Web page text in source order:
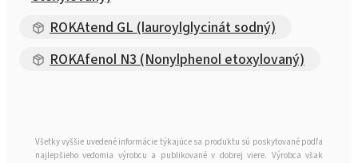
ROKAtend GL (lauroylglycinát sodný)
ROKAfenol N3 (Nonylphenol etoxylovaný)
Všetky vyššie uvedené informácie týkajúce sa produktu sú poskytované podľa
najlepšieho vedomia výrobcu a publikované v dobrej viere. Výrobca však